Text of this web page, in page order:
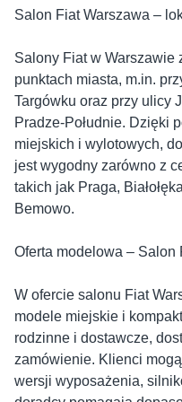
Salon Fiat Warszawa –
Salony Fiat w Warszawie
punktach miasta, m.in.
Targówku oraz przy ulicy
Pradze‑Południe. Dzięki
miejskich i wylotowych,
jest wygodny zarówno z
takich jak Praga,
Bemowo.
Oferta modelowa – Salon
W ofercie salonu Fiat
modele miejskie i
rodzinne i dostawcze,
zamówienie. Klienci
wersji wyposażenia,